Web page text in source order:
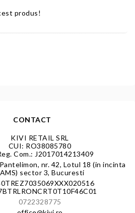
produs!
CONTACT
KIVI RETAIL SRL
CUI: RO38085780
Com.: J2017014213409
nr. 42, Lotul 18 (in incinta
sector 3, Bucuresti
0722328775